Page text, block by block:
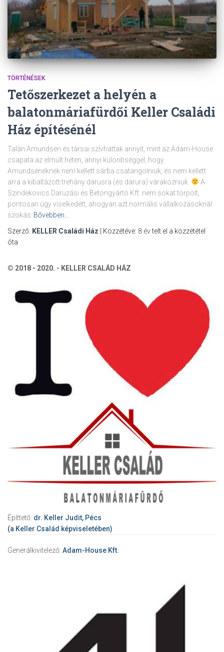
TÖRTÉNÉSEK
Tetőszerkezet a helyén a
balatonmáriafürdői Keller Családi
Ház építésénél
Talán Amundsen és társai szívhattak annyit, mint az Adam-House
csapata az elmúlt héten, annyi különbséggel, hogy
Amundsenéknek nem kellett sárba csatangolniuk, és nem kellett
arra a kibaltázott trehány darusra (és darura) várakozniuk.
A
Szindekovics Daruzási és Betongyártó Kft. nem sokat törpölt,
pontosan úgy viselkedett, ahogyan azt normális vállalkozásoknál
szokás Bővebben…
Szerző: KELLER Családi Ház | Közzétéve: 8 évtelt el a közzététel
óta
© 2018 - 2020. - KELLER CSALÁD HÁZ
Építtető: dr. Keller Judit, Pécs
(a Keller Család képviseletében)
Generálkivitelező: Adam-House Kft.